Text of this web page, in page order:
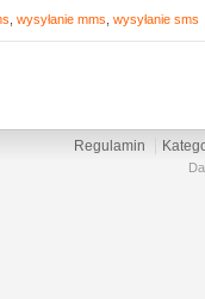
wysyłanie mms wysyłanie sms
Regulamin